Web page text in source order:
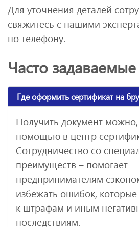
Для уточнения деталей
свяжитесь с нашими
по телефону.
Часто
Где оформить сертификат на
Получить документ
помощью в центр
Сотрудничество со
преимуществ – помогает
предпринимателям
избежать ошибок, которые
к штрафам и иным
последствиям.